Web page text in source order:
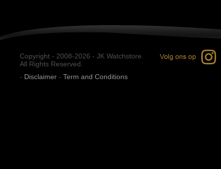
Copyright - 2008-2026 - JK Watchstore.
All Rights Reserved.
- Disclaimer - Term and Conditions